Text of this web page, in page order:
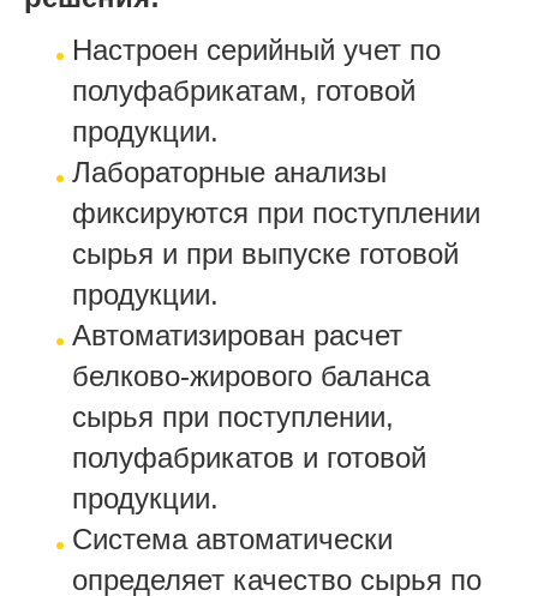
Настроен серийный учет по
полуфабрикатам, готовой
продукции.
Лабораторные анализы
фиксируются при поступлении
сырья и при выпуске готовой
продукции.
Автоматизирован расчет
белково-жирового баланса
сырья при поступлении,
полуфабрикатов и готовой
продукции.
Система автоматически
определяет качество сырья по